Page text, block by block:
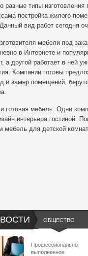
разные типы
постройка жилого
вид работ сегодня
мебели под
в Интернете и
а другой работает в ней
Компании готовы
и замер помещений,
готовая мебель. Одни
интерьера гостиной.
мебель для детской
ОБЩЕСТВО
Профессионально
выполненное